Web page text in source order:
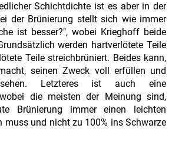
Schichtdichte ist es aber in der
der Brünierung stellt sich wie immer
ist besser?", wobei Krieghoff beide
werden hartverlötete Teile
Teile streichbrüniert. Beides kann,
seinen Zweck voll erfüllen und
Letzteres ist auch eine
wobei die meisten der Meinung sind,
Brünierung immer einen leichten
muss und nicht zu 100% ins Schwarze